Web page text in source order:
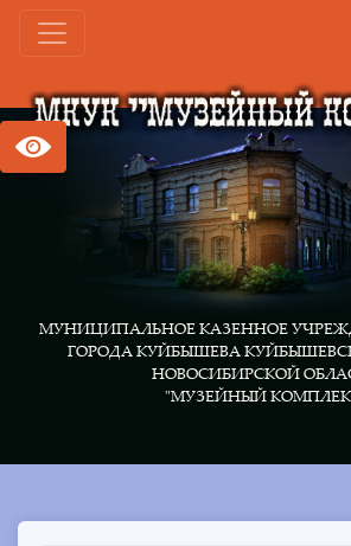
МУНИЦИПАЛЬНОЕ КАЗЕННОЕ УЧРЕЖДЕНИЕ КУЛЬТУРЫ
ГОРОДА КУЙБЫШЕВА КУЙБЫШЕВСКОГО РАЙОНА
НОВОСИБИРСКОЙ ОБЛАСТИ
"МУЗЕЙНЫЙ КОМПЛЕКС"